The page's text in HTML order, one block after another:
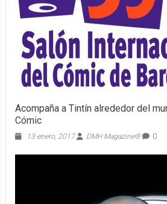
Acompaña a Tintín alrededor del
Cómic
13 enero, 2017 DMH Magazine® 0